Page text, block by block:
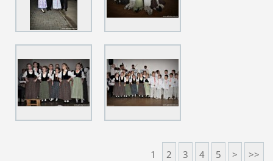
1 2 3 4 5 > >>